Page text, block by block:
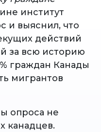
институт
и выяснил, что
действий
за всю историю
граждан Канады
мигрантов
опроса не
канадцев.